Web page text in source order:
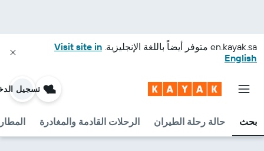
en.kayak.sa متوفر أيضاً باللغة الإنجليزية. Visit site in
English
بحث حالة رحلة الطيران الرحلات القادمة والمغادرة
تسجيل